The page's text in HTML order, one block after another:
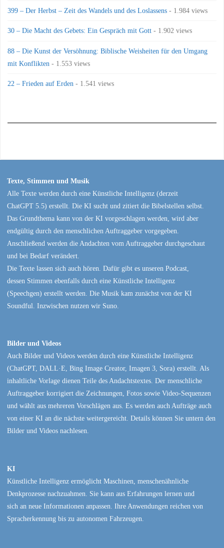
399 – Der Herbst – Zeit des Wandels und des Loslassens - 1.984 views
30 – Die Macht des Gebets: Ein Gespräch mit Gott - 1.902 views
88 – Die Kunst der Versöhnung: Biblische Weisheiten für den Umgang
mit Konflikten - 1.553 views
22 – Frieden auf Erden - 1.541 views
Texte, Stimmen und Musik
Alle Texte werden durch eine Künstliche Intelligenz (derzeit
ChatGPT 5.5) erstellt. Die KI sucht und zitiert die Bibelstellen selbst.
Das Grundthema kann von der KI vorgeschlagen werden, wird aber
endgültig durch den menschlichen Auftraggeber vorgegeben.
Anschließend werden die Andachten vom Auftraggeber durchgeschaut
und bei Bedarf verändert.
Die Texte lassen sich auch hören. Dafür gibt es unseren Podcast,
dessen Stimmen ebenfalls durch eine Künstliche Intelligenz
(Speechgen) erstellt werden. Die Musik kam zunächst von der KI
Soundful. Inzwischen nutzen wir Suno.
Bilder und Videos
Auch Bilder und Videos werden durch eine Künstliche Intelligenz
(ChatGPT, DALL·E, Bing Image Creator, Imagen 3, Sora) erstellt. Als
inhaltliche Vorlage dienen Teile des Andachtstextes. Der menschliche
Auftraggeber korrigiert die Zeichnungen, Fotos sowie Video-Sequenzen
und wählt aus mehreren Vorschlägen aus. Es werden auch Aufträge auch
von einer KI an die nächste weitergereicht. Details können Sie untern den
Bilder und Videos nachlesen.
KI
Künstliche Intelligenz ermöglicht Maschinen, menschenähnliche
Denkprozesse nachzuahmen. Sie kann aus Erfahrungen lernen und
sich an neue Informationen anpassen. Ihre Anwendungen reichen von
Spracherkennung bis zu autonomen Fahrzeugen.